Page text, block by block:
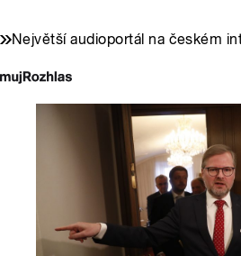
Největší audioportál na českém